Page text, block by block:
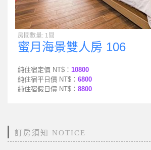
房間數量: 1間
蜜月海景雙人房 106
純住宿定價 NT$： 10800
純住宿平日價 NT$： 6800
純住宿假日價 NT$： 8800
訂房須知 NOTICE